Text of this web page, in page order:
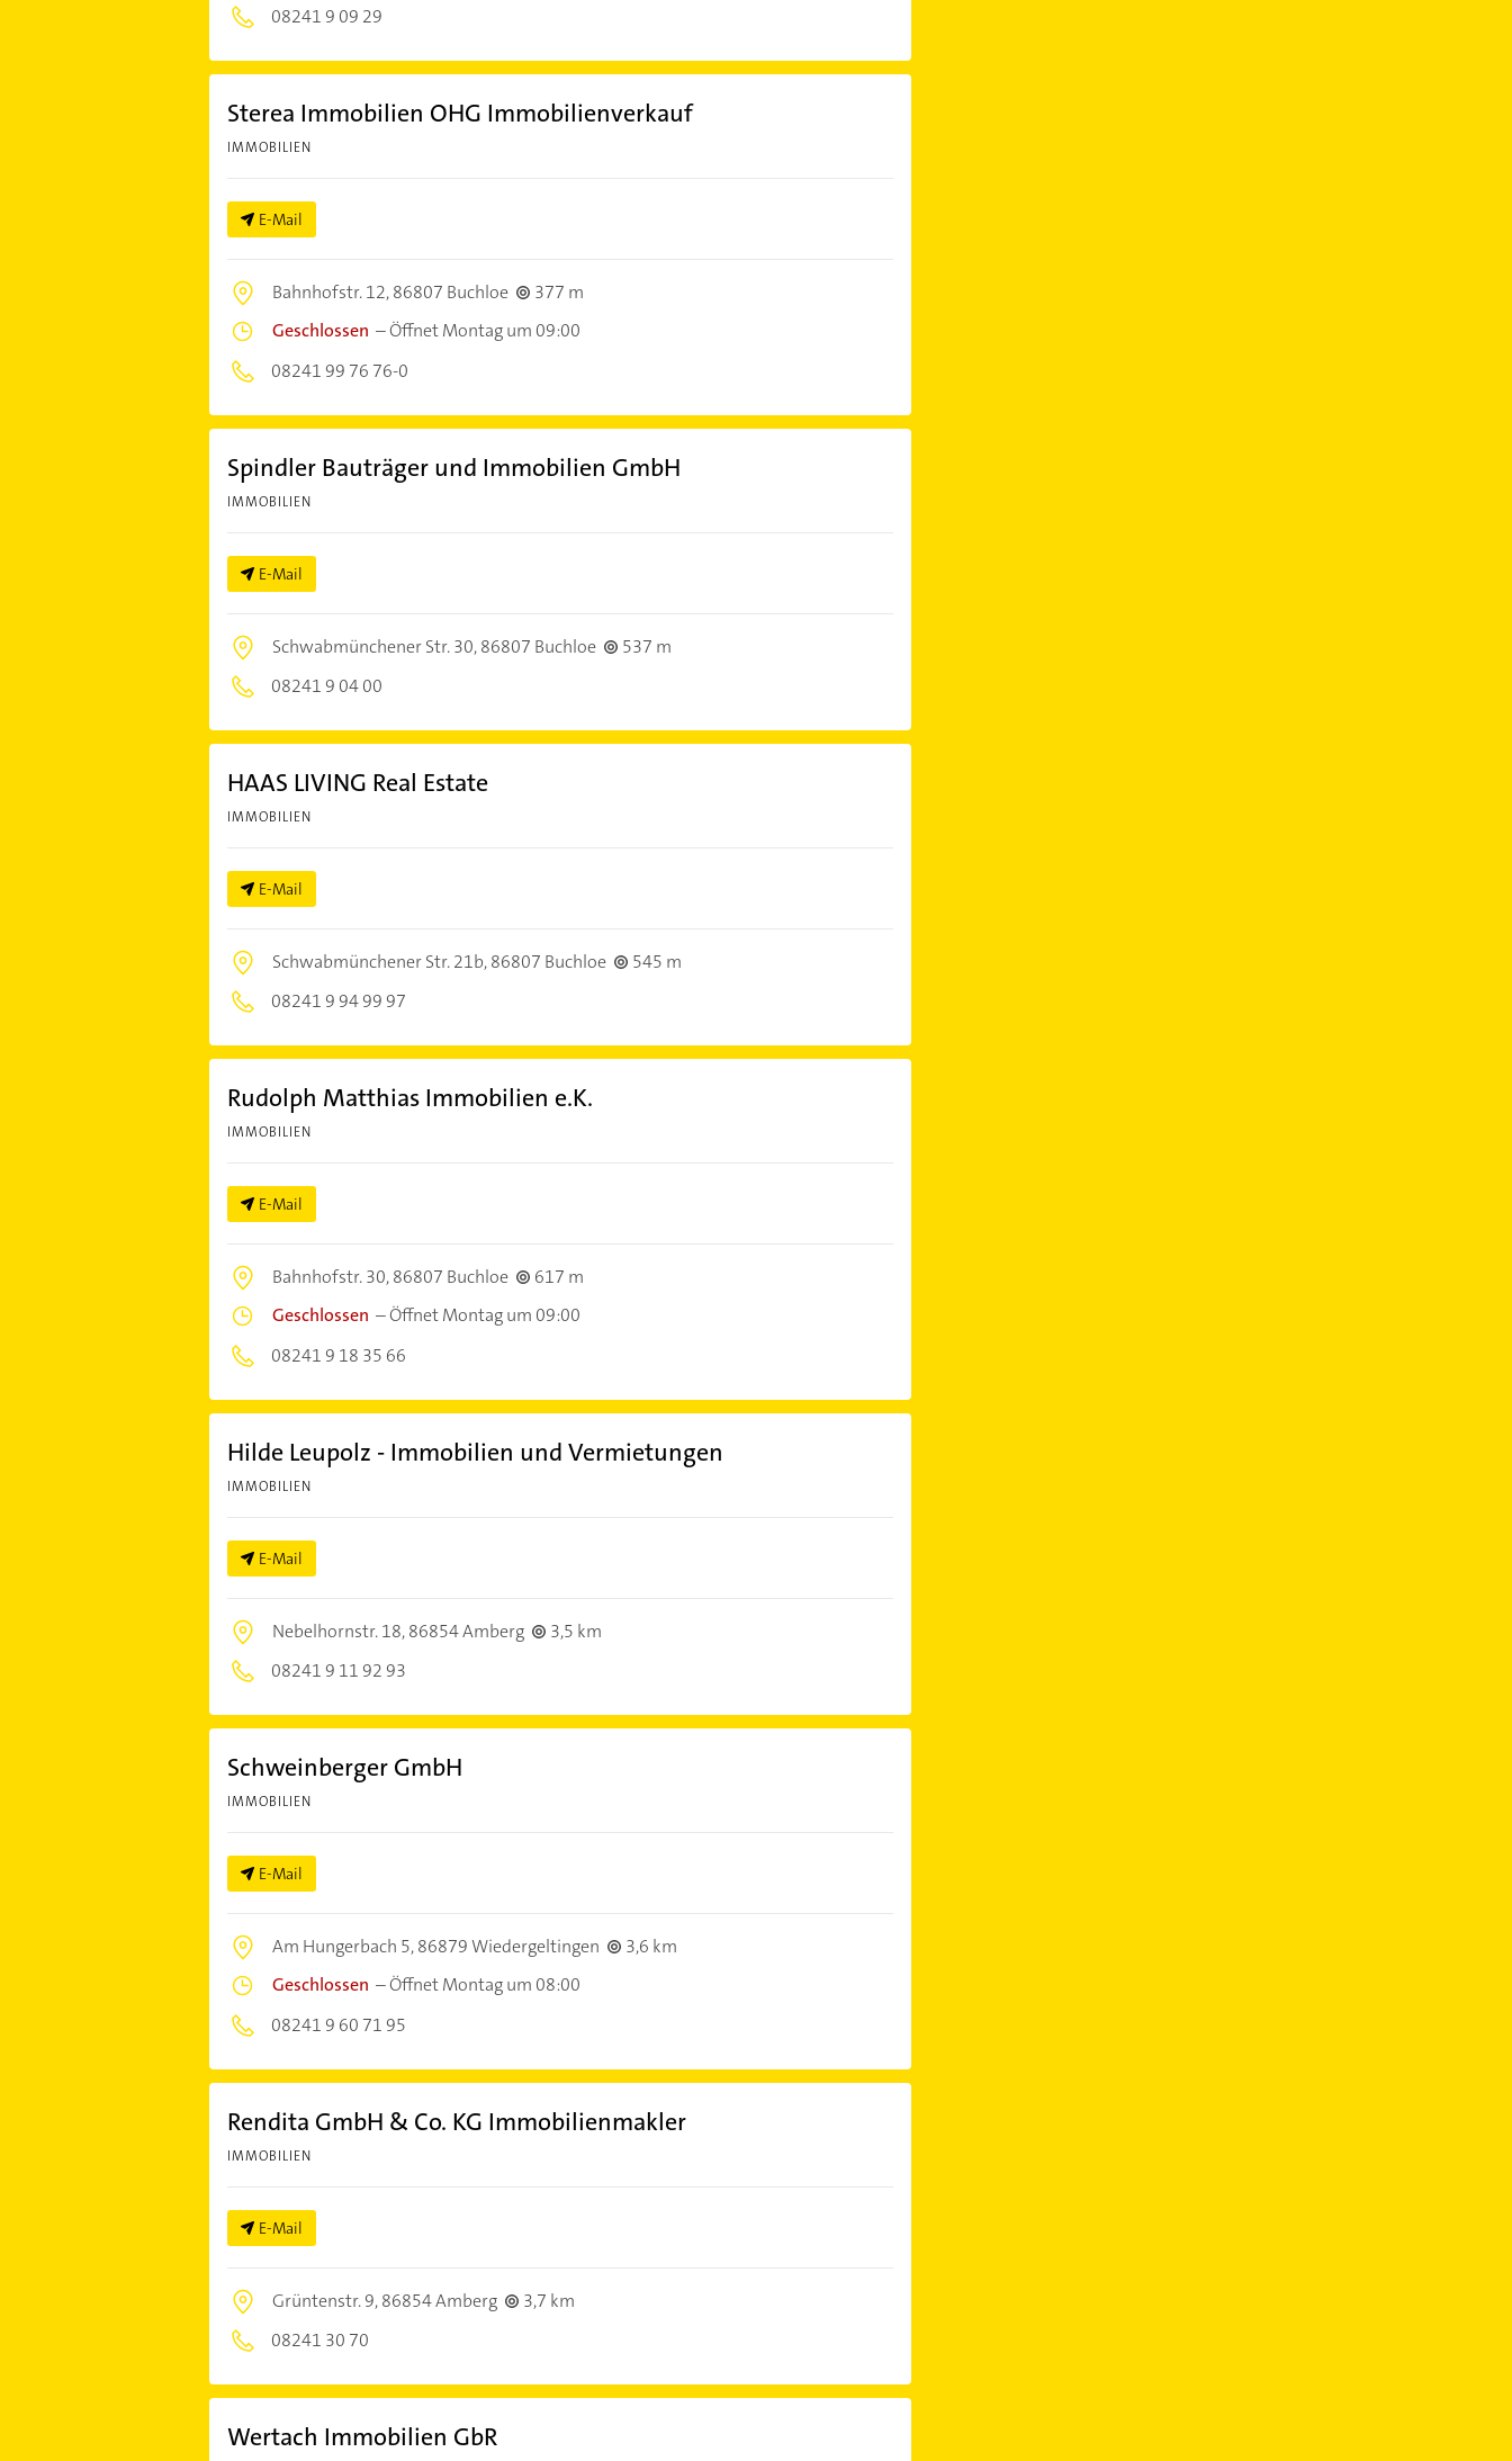
08241 9 09 29
Sterea Immobilien OHG Immobilienverkauf
IMMOBILIEN
E-Mail
Bahnhofstr. 12,86807 Buchloe
377 m
Geschlossen –Öffnet Montag um 09:00
08241 99 76 76-0
Spindler Bauträger und Immobilien GmbH
IMMOBILIEN
E-Mail
Schwabmünchener Str. 30,86807 Buchloe
537 m
08241 9 04 00
HAAS LIVING Real Estate
IMMOBILIEN
E-Mail
Schwabmünchener Str. 21b,86807 Buchloe
545 m
08241 9 94 99 97
Rudolph Matthias Immobilien e.K.
IMMOBILIEN
E-Mail
Bahnhofstr. 30,86807 Buchloe
617 m
Geschlossen –Öffnet Montag um 09:00
08241 9 18 35 66
Hilde Leupolz - Immobilien und Vermietungen
IMMOBILIEN
E-Mail
Nebelhornstr. 18,86854 Amberg
3,5 km
08241 9 11 92 93
Schweinberger GmbH
IMMOBILIEN
E-Mail
Am Hungerbach 5,86879 Wiedergeltingen
3,6 km
Geschlossen –Öffnet Montag um 08:00
08241 9 60 71 95
Rendita GmbH & Co. KG Immobilienmakler
IMMOBILIEN
E-Mail
Grüntenstr. 9,86854 Amberg
3,7 km
08241 30 70
Wertach Immobilien GbR